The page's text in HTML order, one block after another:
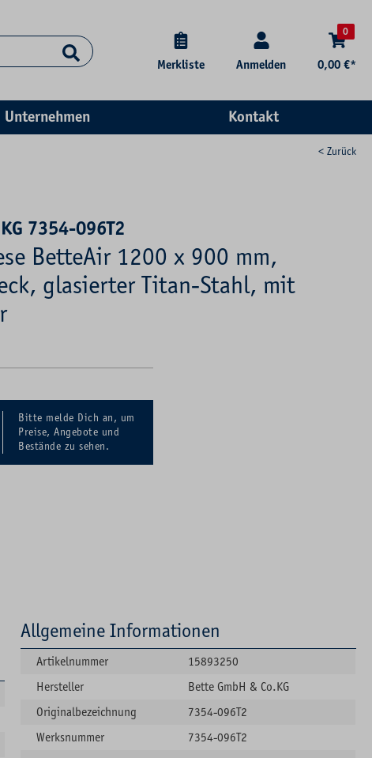
Merkliste Anmelden
0
0,00 €*
Unternehmen Kontakt
< Zurück
7354-096T2
BetteAir 1200 x 900 mm,
glasierter Titan-Stahl, mit
Bitte melde Dich an, um
Preise, Angebote und
Bestände zu sehen.
Allgemeine Informationen
Artikelnummer
15893250
Hersteller
Bette GmbH & Co.KG
Originalbezeichnung
7354-096T2
Werksnummer
7354-096T2